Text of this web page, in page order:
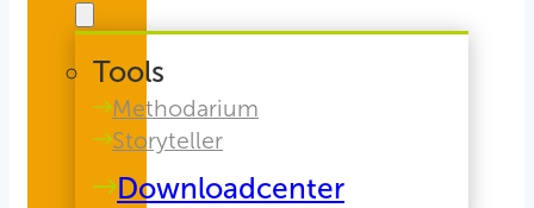
Tools
Methodarium
Storyteller
Downloadcenter